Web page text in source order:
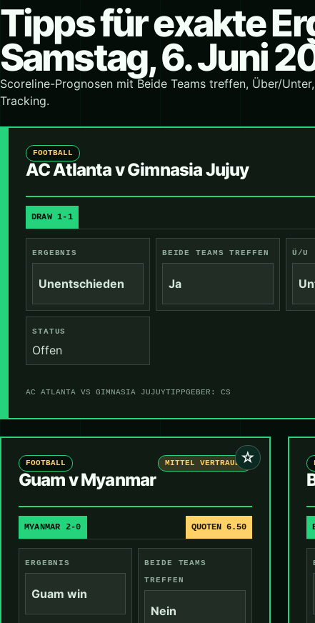
Tipps für exakte
Samstag, 6. Juni
Scoreline-Prognosen mit Beide Teams treffen, Über/
Tracking.
FOOTBALL
AC Atlanta v Gimnasia Jujuy
DRAW 1-1
ERGEBNIS
Unentschieden
BEIDE TEAMS TREFFEN
Ja
Ü/U
STATUS
Offen
AC ATLANTA VS GIMNASIA JUJUYTIPPGEBER: CS
☆
FOOTBALL MITTEL VERTRAUEN
Guam v Myanmar
MYANMAR 2-0 QUOTEN 6.50
ERGEBNIS
Guam win
BEIDE TEAMS
TREFFEN
Nein